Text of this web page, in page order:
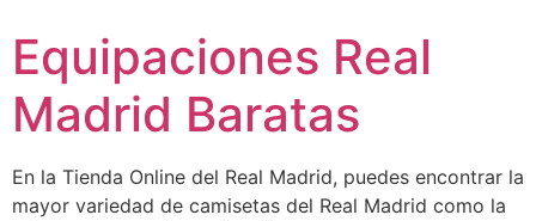
contenido
Equipaciones Real
Madrid Baratas
En la Tienda Online del Real Madrid, puedes encontrar la
mayor variedad de camisetas del Real Madrid como la